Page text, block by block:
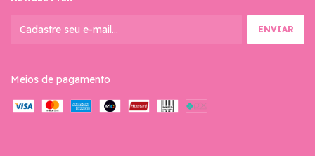
Meios de pagamento